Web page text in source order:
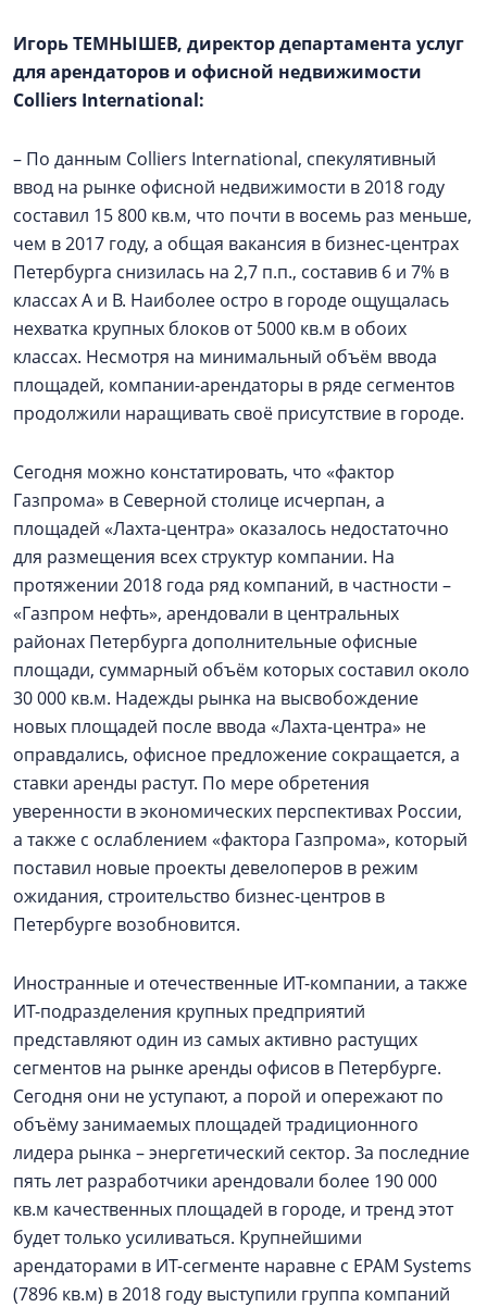
Игорь ТЕМНЫШЕВ, директор департамента услуг
для арендаторов и офисной недвижимости
Colliers International:
– По данным Colliers International, спекулятивный
ввод на рынке офисной недвижимости в 2018 году
составил 15 800 кв.м, что почти в восемь раз меньше,
чем в 2017 году, а общая вакансия в бизнес-центрах
Петербурга снизилась на 2,7 п.п., составив 6 и 7% в
классах А и В. Наиболее остро в городе ощущалась
нехватка крупных блоков от 5000 кв.м в обоих
классах. Несмотря на минимальный объём ввода
площадей, компании-арендаторы в ряде сегментов
продолжили наращивать своё присутствие в городе.
Сегодня можно констатировать, что «фактор
Газпрома» в Северной столице исчерпан, а
площадей «Лахта-центра» оказалось недостаточно
для размещения всех структур компании. На
протяжении 2018 года ряд компаний, в частности –
«Газпром нефть», арендовали в центральных
районах Петербурга дополнительные офисные
площади, суммарный объём которых составил около
30 000 кв.м. Надежды рынка на высвобождение
новых площадей после ввода «Лахта-центра» не
оправдались, офисное предложение сокращается, а
ставки аренды растут. По мере обретения
уверенности в экономических перспективах России,
а также с ослаблением «фактора Газпрома», который
поставил новые проекты девелоперов в режим
ожидания, строительство бизнес-центров в
Петербурге возобновится.
Иностранные и отечественные ИТ-компании, а также
ИТ-подразделения крупных предприятий
представляют один из самых активно растущих
сегментов на рынке аренды офисов в Петербурге.
Сегодня они не уступают, а порой и опережают по
объёму занимаемых площадей традиционного
лидера рынка – энергетический сектор. За последние
пять лет разработчики арендовали более 190 000
кв.м качественных площадей в городе, и тренд этот
будет только усиливаться. Крупнейшими
арендаторами в ИТ-сегменте наравне с EPAM Systems
(7896 кв.м) в 2018 году выступили группа компаний